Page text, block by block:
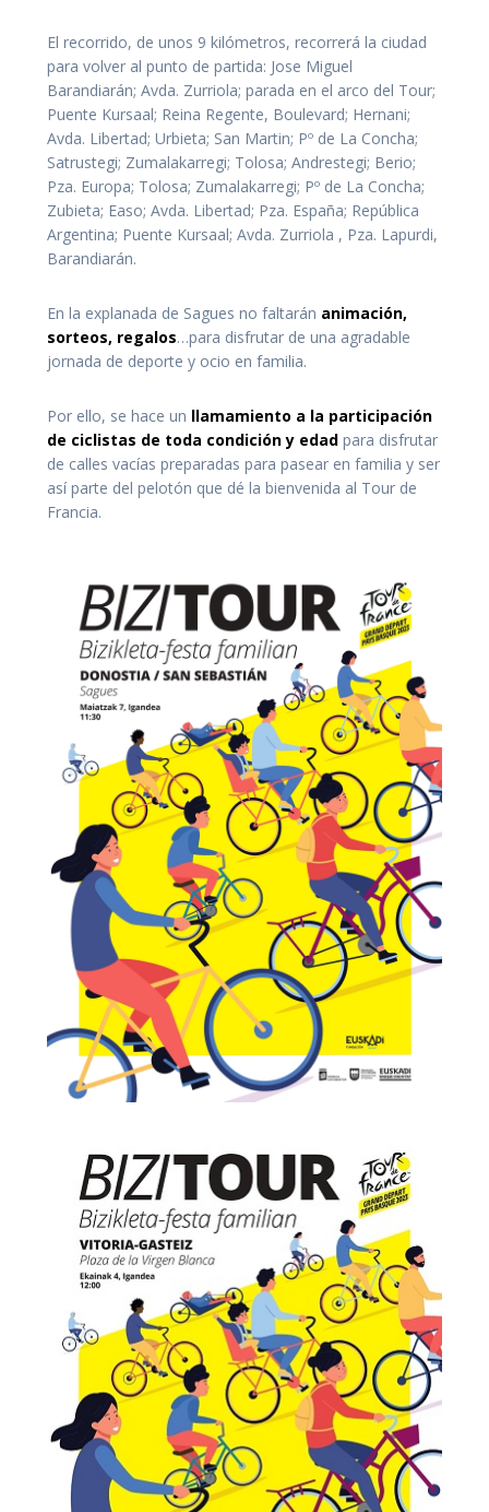
El recorrido, de unos 9 kilómetros, recorrerá la ciudad
para volver al punto de partida: Jose Miguel
Barandiarán; Avda. Zurriola; parada en el arco del Tour;
Puente Kursaal; Reina Regente, Boulevard; Hernani;
Avda. Libertad; Urbieta; San Martin; Pº de La Concha;
Satrustegi; Zumalakarregi; Tolosa; Andrestegi; Berio;
Pza. Europa; Tolosa; Zumalakarregi; Pº de La Concha;
Zubieta; Easo; Avda. Libertad; Pza. España; República
Argentina; Puente Kursaal; Avda. Zurriola , Pza. Lapurdi,
Barandiarán.
En la explanada de Sagues no faltarán animación,
sorteos, regalos…para disfrutar de una agradable
jornada de deporte y ocio en familia.
Por ello, se hace un llamamiento a la participación
de ciclistas de toda condición y edad para disfrutar
de calles vacías preparadas para pasear en familia y ser
así parte del pelotón que dé la bienvenida al Tour de
Francia.